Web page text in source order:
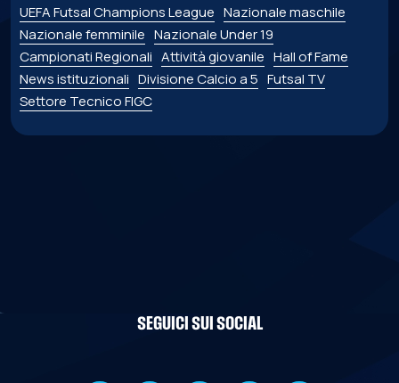
UEFA Futsal Champions League Nazionale maschile
Nazionale femminile Nazionale Under 19
Campionati Regionali Attività giovanile Hall of Fame
News istituzionali Divisione Calcio a 5 Futsal TV
Settore Tecnico FIGC
SEGUICI SUI SOCIAL